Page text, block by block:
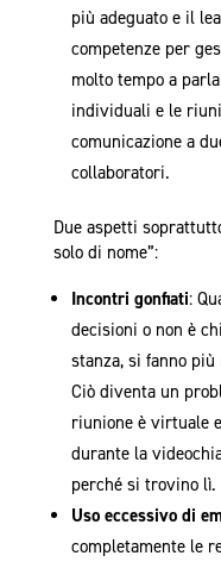
più adeguato e il
competenze per
molto tempo a
individuali e le
comunicazione a
collaboratori.
Due aspetti
solo di nome”:
Incontri gonfiati:
decisioni o non è
stanza, si fanno
Ciò diventa un
riunione è virtuale
durante la
perché si trovino lì.
Uso eccessivo di
completamente le